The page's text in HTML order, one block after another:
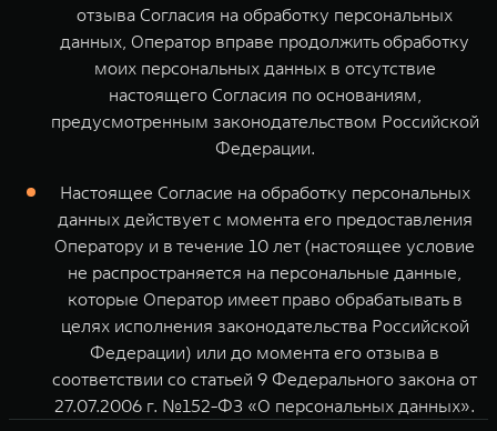
отзыва Согласия на обработку персональных
данных, Оператор вправе продолжить обработку
моих персональных данных в отсутствие
настоящего Согласия по основаниям,
предусмотренным законодательством Российской
Федерации.
Настоящее Согласие на обработку персональных
данных действует с момента его предоставления
Оператору и в течение 10 лет (настоящее условие
не распространяется на персональные данные,
которые Оператор имеет право обрабатывать в
целях исполнения законодательства Российской
Федерации) или до момента его отзыва в
соответствии со статьей 9 Федерального закона от
27.07.2006 г. №152-ФЗ «О персональных данных».